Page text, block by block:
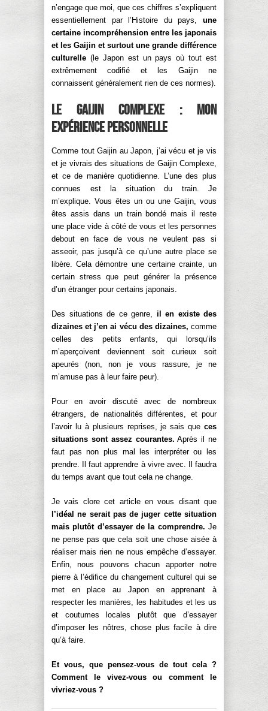
n’engage que moi, que ces chiffres s’expliquent
essentiellement par l’Histoire du pays, une
certaine incompréhension entre les japonais
et les Gaijin et surtout une grande différence
culturelle (le Japon est un pays où tout est
extrêmement codifié et les Gaijin ne
connaissent généralement rien de ces normes).
Le Gaijin Complexe : mon
expérience personnelle
Comme tout Gaijin au Japon, j’ai vécu et je vis
et je vivrais des situations de Gaijin Complexe,
et ce de manière quotidienne. L’une des plus
connues est la situation du train. Je
m’explique. Vous êtes un ou une Gaijin, vous
êtes assis dans un train bondé mais il reste
une place vide à côté de vous et les personnes
debout en face de vous ne veulent pas si
asseoir, pas jusqu’à ce qu’une autre place se
libère. Cela démontre une certaine crainte, un
certain stress que peut générer la présence
d’un étranger pour certains japonais.
Des situations de ce genre, il en existe des
dizaines et j’en ai vécu des dizaines, comme
celles des petits enfants, qui lorsqu’ils
m’aperçoivent deviennent soit curieux soit
apeurés (non, non je vous rassure, je ne
m’amuse pas à leur faire peur).
Pour en avoir discuté avec de nombreux
étrangers, de nationalités différentes, et pour
l’avoir lu à plusieurs reprises, je sais que ces
situations sont assez courantes. Après il ne
faut pas non plus mal les interpréter ou les
prendre. Il faut apprendre à vivre avec. Il faudra
du temps avant que tout cela ne change.
Je vais clore cet article en vous disant que
l’idéal ne serait pas de juger cette situation
mais plutôt d’essayer de la comprendre. Je
ne pense pas que cela soit une chose aisée à
réaliser mais rien ne nous empêche d’essayer.
Enfin, nous pouvons chacun apporter notre
pierre à l’édifice du changement culturel qui se
met en place au Japon en apprenant à
respecter les manières, les habitudes et les us
et coutumes locales plutôt que d’essayer
d’imposer les nôtres, chose plus facile à dire
qu’à faire.
Et vous, que pensez-vous de tout cela ?
Comment le vivez-vous ou comment le
vivriez-vous ?